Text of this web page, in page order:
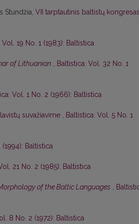
Stundžia, VII tarptautinis baltistų kongresas
Vol. 19 No. 1 (1983): Baltistica
of Lithuanian , Baltistica: Vol. 32 No. 1
Vol. 1 No. 2 (1966): Baltistica
suvažiavime , Baltistica: Vol. 5 No. 1
Baltistica
21 No. 2 (1985): Baltistica
of the Baltic Languages ,
8 No. 2 (1972): Baltistica